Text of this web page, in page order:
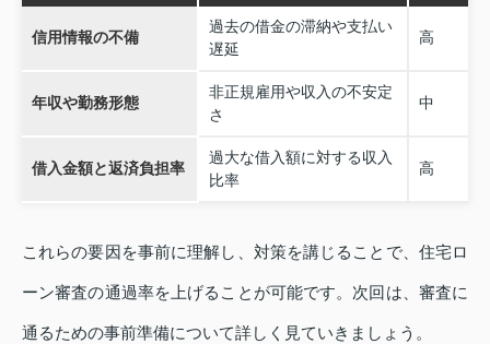
信用情報の不備
過去の借金の滞納や支払い
遅延
高
年収や勤務形態
非正規雇用や収入の不安定
さ
中
借入金額と返済負担率
過大な借入額に対する収入
比率
高
これらの要因を事前に理解し、対策を講じることで、住宅ロ
ーン審査の通過率を上げることが可能です。次回は、審査に
通るための事前準備について詳しく見ていきましょう。